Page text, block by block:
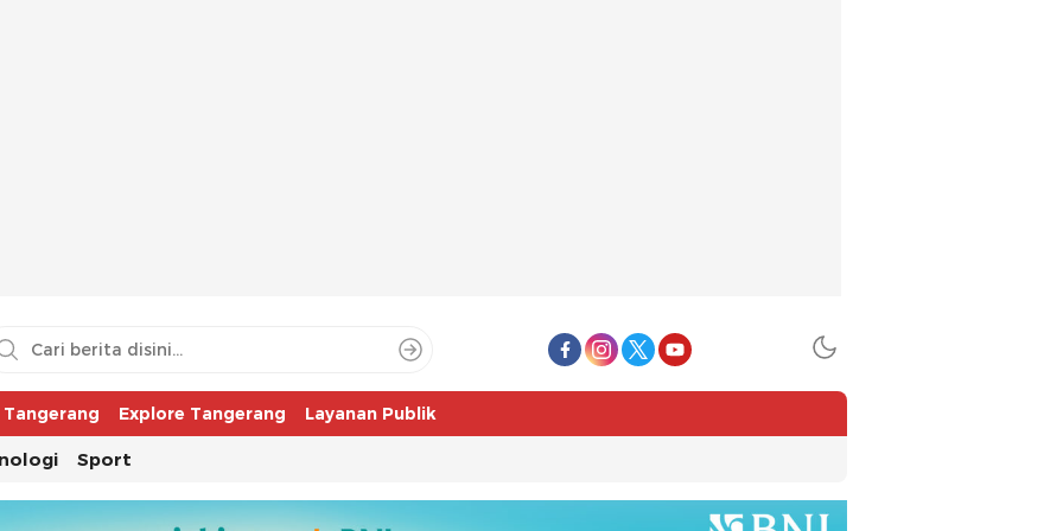
Explore Tangerang Layanan Publik
Sport